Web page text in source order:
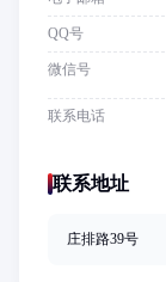
QQ号
微信号
联系电话
联系地址
庄排路39号